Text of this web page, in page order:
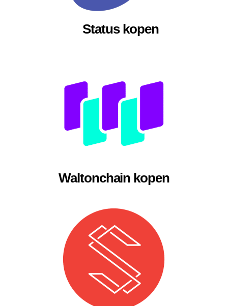
Status kopen
Waltonchain kopen